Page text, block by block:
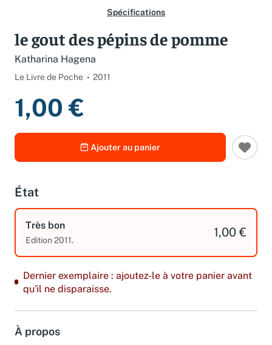
Spécifications
le gout des pépins de pomme
Katharina Hagena
Le Livre de Poche 2011
1,00 €
Ajouter au panier
État
Très bon
Edition 2011.
1,00 €
Dernier exemplaire : ajoutez-le à votre panier avant
qu'il ne disparaisse.
À propos